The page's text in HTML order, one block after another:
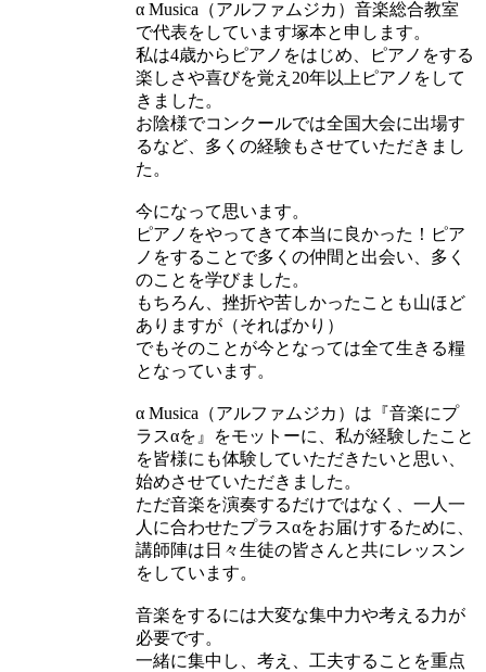
α Musica（アルファムジカ）音楽総合教室
で代表をしています塚本と申します。
私は4歳からピアノをはじめ、ピアノをする
楽しさや喜びを覚え20年以上ピアノをして
きました。
お陰様でコンクールでは全国大会に出場す
るなど、多くの経験もさせていただきまし
た。
今になって思います。
ピアノをやってきて本当に良かった！ピア
ノをすることで多くの仲間と出会い、多く
のことを学びました。
もちろん、挫折や苦しかったことも山ほど
ありますが（そればかり）
でもそのことが今となっては全て生きる糧
となっています。
α Musica（アルファムジカ）は『音楽にプ
ラスαを』をモットーに、私が経験したこと
を皆様にも体験していただきたいと思い、
始めさせていただきました。
ただ音楽を演奏するだけではなく、一人一
人に合わせたプラスαをお届けするために、
講師陣は日々生徒の皆さんと共にレッスン
をしています。
音楽をするには大変な集中力や考える力が
必要です。
一緒に集中し、考え、工夫することを重点